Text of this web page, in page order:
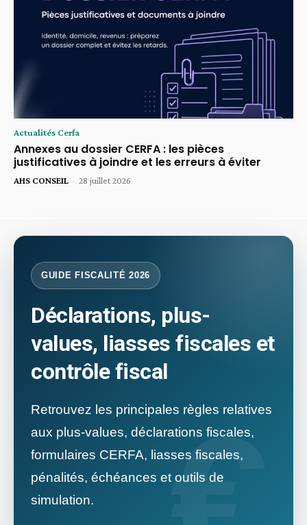
Actualités Cerfa
Annexes au dossier CERFA : les pièces
justificatives à joindre et les erreurs à éviter
AHS CONSEIL - 28 juillet 2026
GUIDE FISCALITÉ 2026
Déclarations, plus-
values, liasses fiscales et
contrôle fiscal
Retrouvez les principales règles relatives
aux plus-values, déclarations fiscales,
formulaires CERFA, liasses fiscales,
pénalités, échéances et outils de
simulation.